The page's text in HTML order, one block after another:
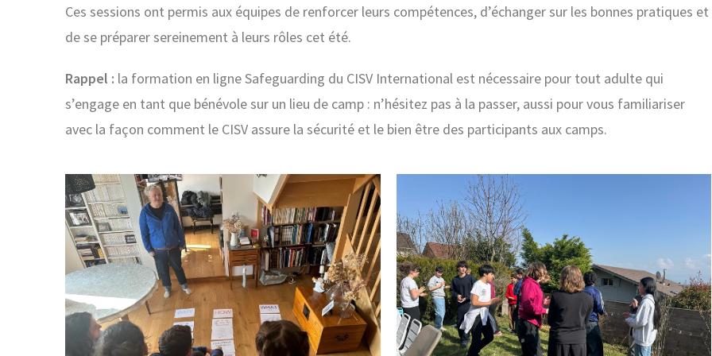
Ces sessions ont permis aux équipes de renforcer leurs compétences, d’échanger sur les bonnes pratiques et
de se préparer sereinement à leurs rôles cet été.
Rappel : la formation en ligne Safeguarding du CISV International est nécessaire pour tout adulte qui
s’engage en tant que bénévole sur un lieu de camp : n’hésitez pas à la passer, aussi pour vous familiariser
avec la façon comment le CISV assure la sécurité et le bien être des participants aux camps.